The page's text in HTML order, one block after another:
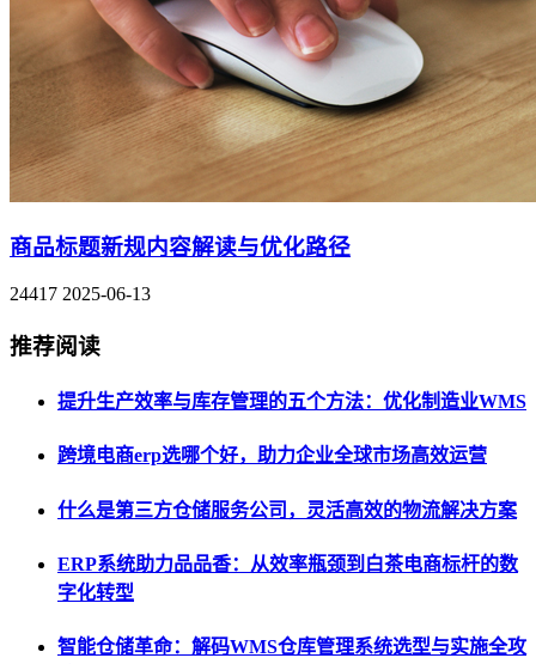
商品标题新规内容解读与优化路径
24417 2025-06-13
推荐阅读
提升生产效率与库存管理的五个方法：优化制造业WMS
跨境电商erp选哪个好，助力企业全球市场高效运营
什么是第三方仓储服务公司，灵活高效的物流解决方案
ERP系统助力品品香：从效率瓶颈到白茶电商标杆的数
字化转型
智能仓储革命：解码WMS仓库管理系统选型与实施全攻